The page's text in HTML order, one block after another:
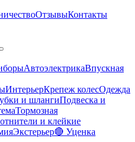
ОтзывыКонтакты
АвтоэлектрикаВпускная
ИнтерьерКрепеж колесОдежда
и шлангиПодвеска и
Тормозная
и клейкие
Экстерьер🔴 Уценка